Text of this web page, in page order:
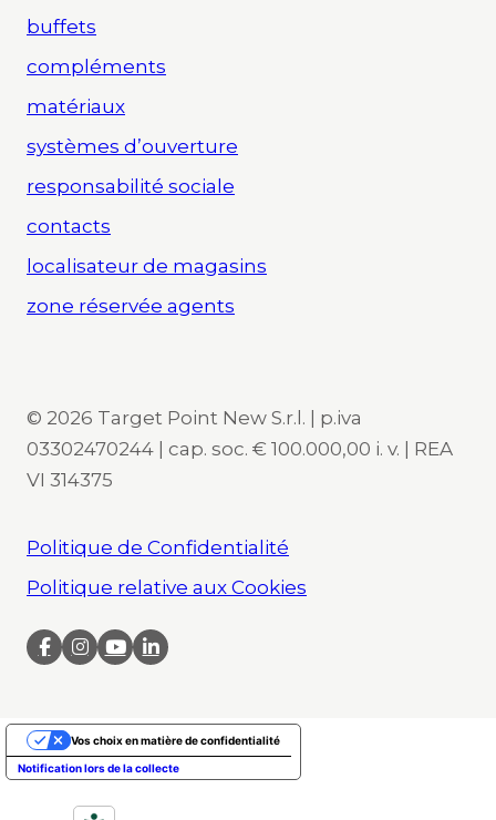
buffets
compléments
matériaux
systèmes d’ouverture
responsabilité sociale
contacts
localisateur de magasins
zone réservée agents
© 2026 Target Point New S.r.l. | p.iva
03302470244 | cap. soc. € 100.000,00 i. v. | REA
VI 314375
Politique de Confidentialité
Politique relative aux Cookies
Notification lors de la collecte
Vos choix en matière de confidentialité